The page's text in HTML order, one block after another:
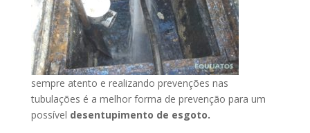
sempre atento e realizando prevenções nas
tubulações é a melhor forma de prevenção para um
possível desentupimento de esgoto.